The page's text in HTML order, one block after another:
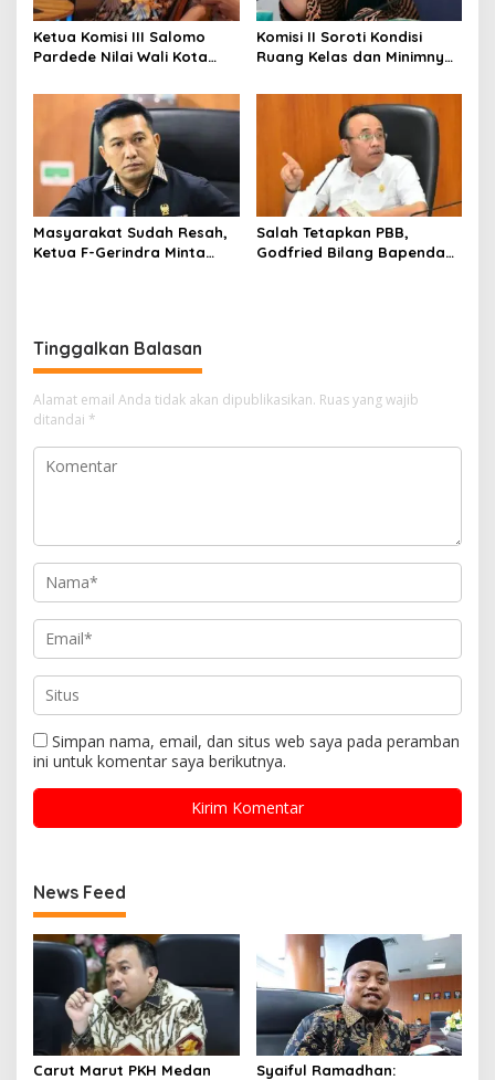
Ketua Komisi III Salomo
Pardede Nilai Wali Kota
Pembangunan Merugi
Setiap Tahun
Komisi II Soroti Kondisi
Ruang Kelas dan Minimnya
SMPN 39 Medan
Masyarakat Sudah Resah,
Ketua F-Gerindra Minta
Salah Tetapkan PBB,
Godfried Bilang Bapenda
Tinggalkan Balasan
Alamat email Anda tidak akan dipublikasikan. Ruas yang wajib
ditandai *
Simpan nama, email, dan situs web saya pada peramban
ini untuk komentar saya berikutnya.
News Feed
Carut Marut PKH Medan
Syaiful Ramadhan: